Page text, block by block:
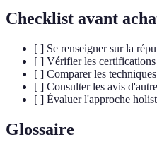
Checklist avant
[ ] Se renseigner sur la
[ ] Vérifier les certifications
[ ] Comparer les
[ ] Consulter les avis
[ ] Évaluer l'approche
Glossaire